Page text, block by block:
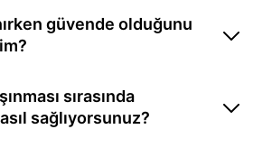
güvende olduğunu
sırasında
sağlıyorsunuz?